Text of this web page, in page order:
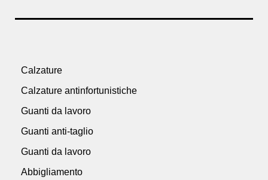
Calzature
Calzature antinfortunistiche
Guanti da lavoro
Guanti anti-taglio
Guanti da lavoro
Abbigliamento